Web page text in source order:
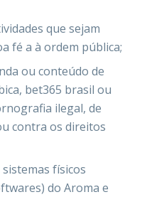
que sejam
fé a à ordem pública;
ou conteúdo de
bet365 brasil ou
ilegal, de
contra os direitos
físicos
do Aroma e